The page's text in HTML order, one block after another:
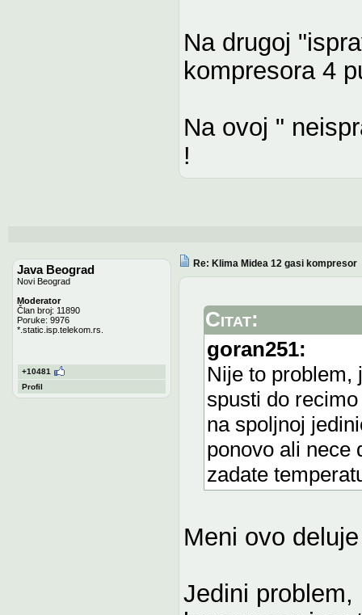
Na drugoj
kompresora 4
Na ovoj "
!
Java Beograd
Novi Beograd
Moderator
Član broj: 11890
Poruke: 9976
*.static.isp.telekom.rs.
+10481
Profil
Re: Klima Midea 12 gasi kompresor
Citat:
goran251:
Nije to problem,
spusti do
na spoljnoj
ponovo ali nece
zadate
Meni ovo
Jedini